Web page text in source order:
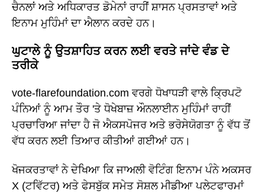
ਚੈਨਲਾਂ ਅਤੇ ਅਧਿਕਾਰਤ ਡੋਮੇਨਾਂ ਰਾਹੀਂ ਸ਼ਾਸਨ ਪ੍ਰਸਤਾਵਾਂ ਅਤੇ
ਇਨਾਮ ਮੁਹਿੰਮਾਂ ਦਾ ਐਲਾਨ ਕਰਦੇ ਹਨ।
ਘੁਟਾਲੇ ਨੂੰ ਉਤਸ਼ਾਹਿਤ ਕਰਨ ਲਈ ਵਰਤੇ ਜਾਂਦੇ ਵੰਡ ਦੇ
ਤਰੀਕੇ
vote-flarefoundation.com ਵਰਗੇ ਧੋਖਾਧੜੀ ਵਾਲੇ ਕ੍ਰਿਪਟੋ
ਪੰਨਿਆਂ ਨੂੰ ਆਮ ਤੌਰ 'ਤੇ ਧੋਖੇਬਾਜ਼ ਔਨਲਾਈਨ ਮੁਹਿੰਮਾਂ ਰਾਹੀਂ
ਪ੍ਰਚਾਰਿਆ ਜਾਂਦਾ ਹੈ ਜੋ ਐਕਸਪੋਜਰ ਅਤੇ ਭਰੋਸੇਯੋਗਤਾ ਨੂੰ ਵੱਧ ਤੋਂ
ਵੱਧ ਕਰਨ ਲਈ ਤਿਆਰ ਕੀਤੀਆਂ ਗਈਆਂ ਹਨ।
ਖੋਜਕਰਤਾਵਾਂ ਨੇ ਦੇਖਿਆ ਕਿ ਜਾਅਲੀ ਵੋਟਿੰਗ ਇਨਾਮ ਪੰਨੇ ਅਕਸਰ
X (ਟਵਿੱਟਰ) ਅਤੇ ਫੇਸਬੁੱਕ ਸਮੇਤ ਸੋਸ਼ਲ ਮੀਡੀਆ ਪਲੇਟਫਾਰਮਾਂ